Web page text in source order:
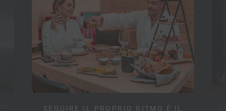
SEGUIRE IL PROPRIO RITMO È IL